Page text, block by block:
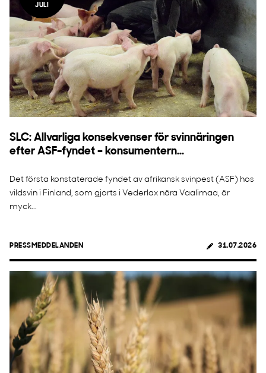
JULI
SLC: Allvarliga konsekvenser för svinnäringen
efter ASF-fyndet – konsumentern...
Det första konstaterade fyndet av afrikansk svinpest (ASF) hos
vildsvin i Finland, som gjorts i Vederlax nära Vaalimaa, är
myck...
PRESSMEDDELANDEN 31.07.2026